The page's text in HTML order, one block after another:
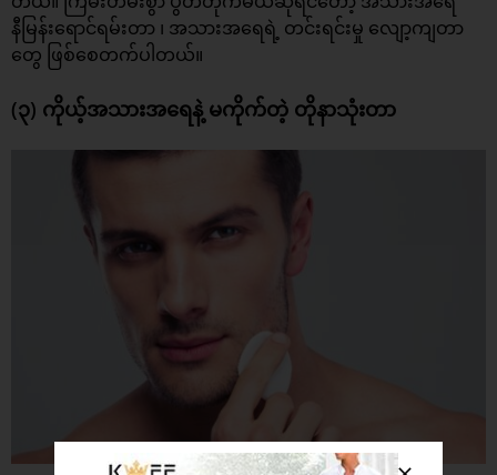
နီမြန်းရောင်ရမ်းတာ ၊ အသားအရေရဲ့ တင်းရင်းမှု လျော့ကျတာ
တွေ ဖြစ်စေတက်ပါတယ်။
(၃) ကိုယ့်အသားအရေနဲ့ မကိုက်တဲ့ တိုနာသုံးတာ